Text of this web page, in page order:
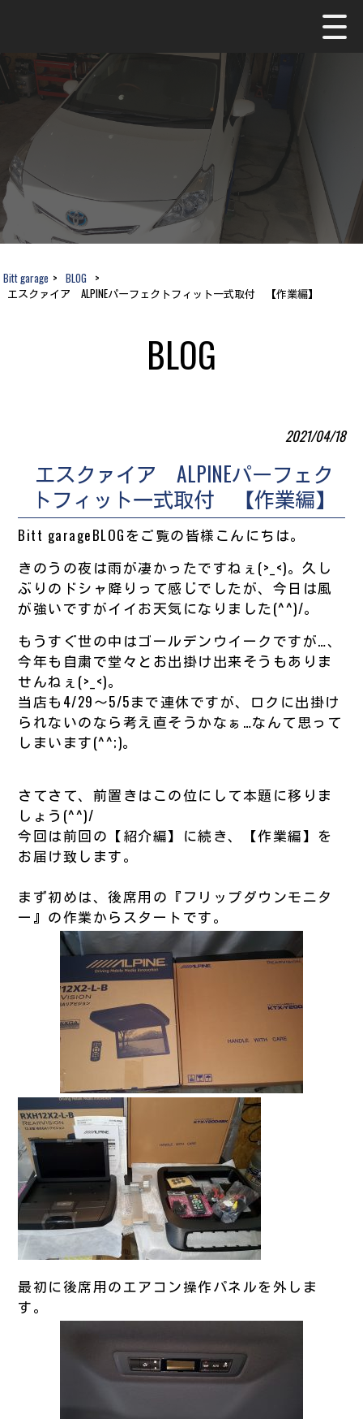
Bitt garage > BLOG >
エスクァイア ALPINEパーフェクトフィット一式取付 【作業編】
BLOG
2021/04/18
エスクァイア ALPINEパーフェク
トフィット一式取付 【作業編】
Bitt garageBLOGをご覧の皆様こんにちは。
きのうの夜は雨が凄かったですねぇ(>_<)。久し
ぶりのドシャ降りって感じでしたが、今日は風
が強いですがイイお天気になりました(^^)/。
もうすぐ世の中はゴールデンウイークですが…、
今年も自粛で堂々とお出掛け出来そうもありま
せんねぇ(>_<)。
当店も4/29～5/5まで連休ですが、ロクに出掛け
られないのなら考え直そうかなぁ…なんて思って
しまいます(^^;)。
さてさて、前置きはこの位にして本題に移りま
しょう(^^)/
今回は前回の【紹介編】に続き、【作業編】を
お届け致します。
まず初めは、後席用の『フリップダウンモニタ
ー』の作業からスタートです。
最初に後席用のエアコン操作パネルを外しま
す。